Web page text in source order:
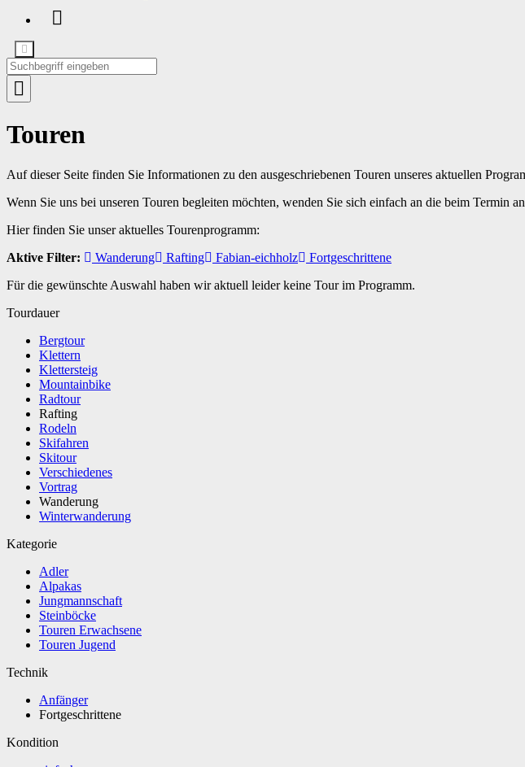
Touren
Auf dieser Seite finden Sie Informationen zu den ausgeschriebenen Touren unseres aktuellen
Wenn Sie uns bei unseren Touren begleiten möchten, wenden Sie sich einfach an die beim Termin
Hier finden Sie unser aktuelles Tourenprogramm:
Aktive Filter:
Wanderung Rafting Fabian-eichholz
Fortgeschrittene
Für die gewünschte Auswahl haben wir aktuell leider keine Tour im Programm.
Tourdauer
Bergtour
Klettern
Klettersteig
Mountainbike
Radtour
Rafting
Rodeln
Skifahren
Skitour
Verschiedenes
Vortrag
Wanderung
Winterwanderung
Kategorie
Adler
Alpakas
Jungmannschaft
Steinböcke
Touren Erwachsene
Touren Jugend
Technik
Anfänger
Fortgeschrittene
Kondition